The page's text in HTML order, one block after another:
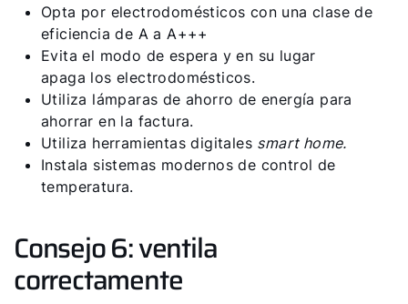
Opta por electrodomésticos con una clase de
eficiencia de A a A+++
Evita el modo de espera y en su lugar
apaga los electrodomésticos.
Utiliza lámparas de ahorro de energía para
ahorrar en la factura.
Utiliza herramientas digitales smart home.
Instala sistemas modernos de control de
temperatura.
Consejo 6: ventila
correctamente